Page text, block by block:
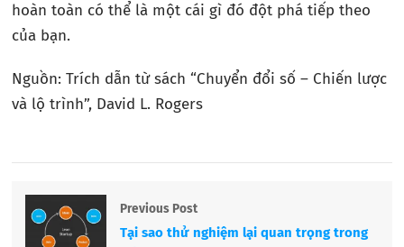
hoàn toàn có thể là một cái gì đó đột phá tiếp theo
của bạn.
Nguồn: Trích dẫn từ sách “Chuyển đổi số – Chiến lược
và lộ trình”, David L. Rogers
Previous Post
Tại sao thử nghiệm lại quan trọng trong